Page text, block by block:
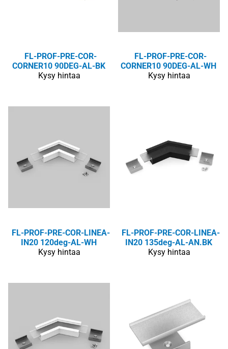
FL-PROF-PRE-COR-
CORNER10 90DEG-AL-BK
Kysy hintaa
FL-PROF-PRE-COR-
CORNER10 90DEG-AL-WH
Kysy hintaa
FL-PROF-PRE-COR-LINEA-
IN20 120deg-AL-WH
Kysy hintaa
FL-PROF-PRE-COR-LINEA-
IN20 135deg-AL-AN.BK
Kysy hintaa